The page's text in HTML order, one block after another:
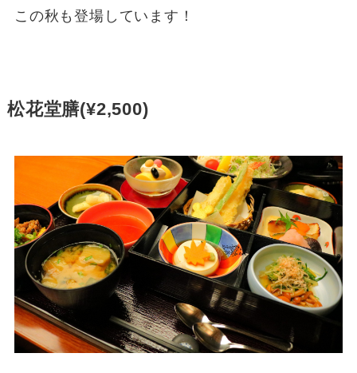
この秋も登場しています！
松花堂膳(¥2,500)